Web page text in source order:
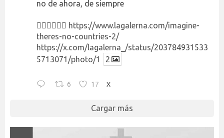
no de ahora, de siempre
👉🏻👉🏻👉🏻 https://www.lagalerna.com/imagine-
theres-no-countries-2/
https://x.com/lagalerna_/status/203784931533
5713071/photo/1
2
6 17 X
Cargar más